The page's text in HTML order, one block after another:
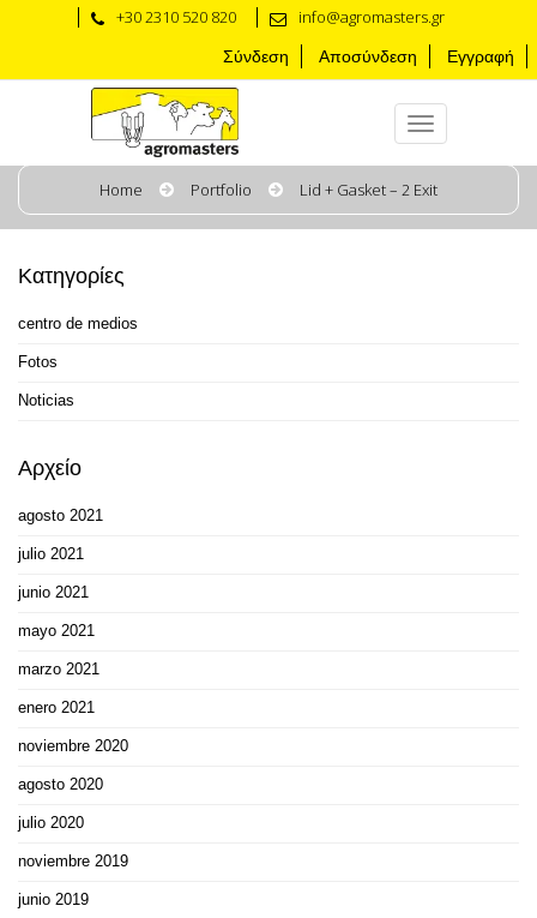
+30 2310 520 820 info@agromasters.gr
Σύνδεση Αποσύνδεση Εγγραφή
Home Portfolio Lid + Gasket – 2 Exit
Κατηγορίες
centro de medios
Fotos
Noticias
Αρχείο
agosto 2021
julio 2021
junio 2021
mayo 2021
marzo 2021
enero 2021
noviembre 2020
agosto 2020
julio 2020
noviembre 2019
junio 2019